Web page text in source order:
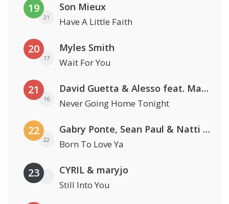
19
21
Son Mieux
Have A Little Faith
20
17
Myles Smith
Wait For You
21
16
David Guetta & Alesso feat. Madison Love
Never Going Home Tonight
22
22
Gabry Ponte, Sean Paul & Natti Natasha
Born To Love Ya
23 CYRIL & maryjo
Still Into You